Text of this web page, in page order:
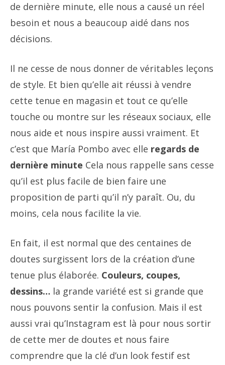
de dernière minute, elle nous a causé un réel
besoin et nous a beaucoup aidé dans nos
décisions.
Il ne cesse de nous donner de véritables leçons
de style. Et bien qu’elle ait réussi à vendre
cette tenue en magasin et tout ce qu’elle
touche ou montre sur les réseaux sociaux, elle
nous aide et nous inspire aussi vraiment. Et
c’est que María Pombo avec elle regards de
dernière minute Cela nous rappelle sans cesse
qu’il est plus facile de bien faire une
proposition de parti qu’il n’y paraît. Ou, du
moins, cela nous facilite la vie.
En fait, il est normal que des centaines de
doutes surgissent lors de la création d’une
tenue plus élaborée. Couleurs, coupes,
dessins… la grande variété est si grande que
nous pouvons sentir la confusion. Mais il est
aussi vrai qu’Instagram est là pour nous sortir
de cette mer de doutes et nous faire
comprendre que la clé d’un look festif est